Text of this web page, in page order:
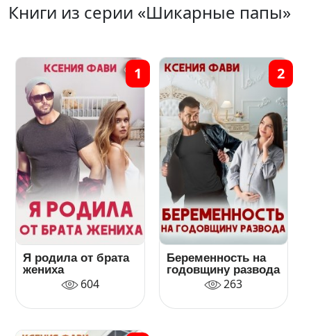
Книги из серии «Шикарные папы»
Я родила от брата
жениха
604
1
Беременность на
годовщину развода
263
2